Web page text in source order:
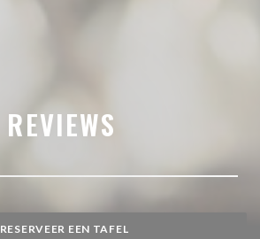
REVIEWS
RESERVEER EEN TAFEL